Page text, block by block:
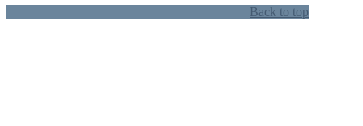
Back to top